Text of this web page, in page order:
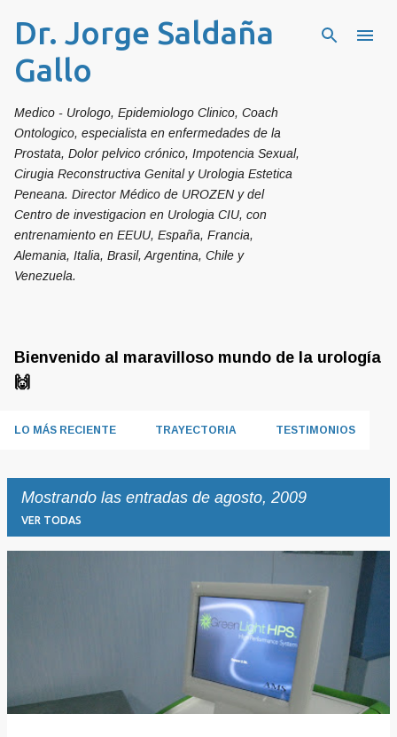
Ir al contenido principal
Dr. Jorge Saldaña
Gallo
Medico - Urologo, Epidemiologo Clinico, Coach
Ontologico, especialista en enfermedades de la
Prostata, Dolor pelvico crónico, Impotencia Sexual,
Cirugia Reconstructiva Genital y Urologia Estetica
Peneana. Director Médico de UROZEN y del
Centro de investigacion en Urologia CIU, con
entrenamiento en EEUU, España, Francia,
Alemania, Italia, Brasil, Argentina, Chile y
Venezuela.
Bienvenido al maravilloso mundo de la urología
🙌
LO MÁS RECIENTE TRAYECTORIA TESTIMONIOS
Mostrando las entradas de agosto, 2009
VER TODAS
d